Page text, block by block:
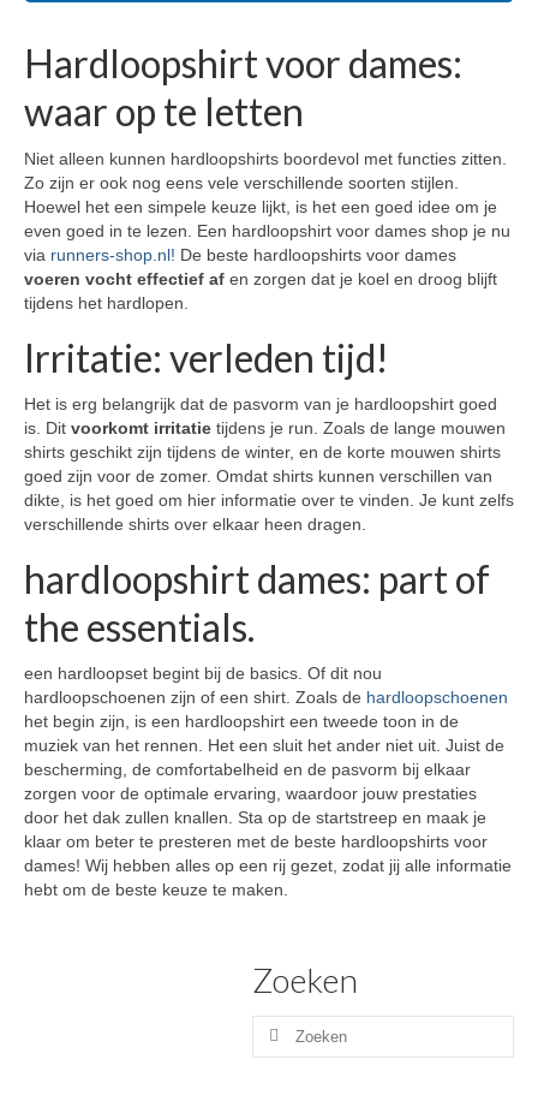
Hardloopshirt voor dames:
waar op te letten
Niet alleen kunnen hardloopshirts boordevol met functies zitten.
Zo zijn er ook nog eens vele verschillende soorten stijlen.
Hoewel het een simpele keuze lijkt, is het een goed idee om je
even goed in te lezen. Een hardloopshirt voor dames shop je nu
via runners-shop.nl! De beste hardloopshirts voor dames
voeren vocht effectief af en zorgen dat je koel en droog blijft
tijdens het hardlopen.
Irritatie: verleden tijd!
Het is erg belangrijk dat de pasvorm van je hardloopshirt goed
is. Dit voorkomt irritatie tijdens je run. Zoals de lange mouwen
shirts geschikt zijn tijdens de winter, en de korte mouwen shirts
goed zijn voor de zomer. Omdat shirts kunnen verschillen van
dikte, is het goed om hier informatie over te vinden. Je kunt zelfs
verschillende shirts over elkaar heen dragen.
hardloopshirt dames: part of
the essentials.
een hardloopset begint bij de basics. Of dit nou
hardloopschoenen zijn of een shirt. Zoals de hardloopschoenen
het begin zijn, is een hardloopshirt een tweede toon in de
muziek van het rennen. Het een sluit het ander niet uit. Juist de
bescherming, de comfortabelheid en de pasvorm bij elkaar
zorgen voor de optimale ervaring, waardoor jouw prestaties
door het dak zullen knallen. Sta op de startstreep en maak je
klaar om beter te presteren met de beste hardloopshirts voor
dames! Wij hebben alles op een rij gezet, zodat jij alle informatie
hebt om de beste keuze te maken.
Zoeken
Zoeken